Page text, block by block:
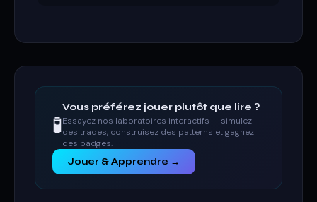
🧪
Vous préférez jouer plutôt que lire ?
Essayez nos laboratoires interactifs — simulez
des trades, construisez des patterns et gagnez
des badges.
Jouer & Apprendre →